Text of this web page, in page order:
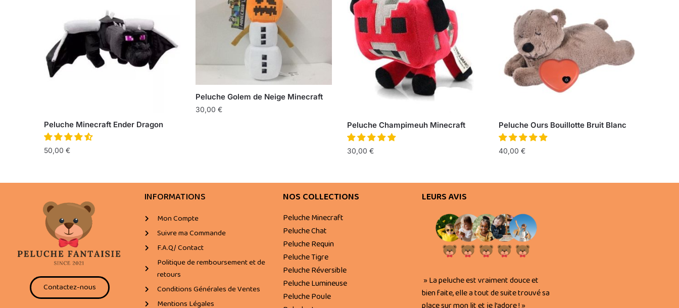
Peluche Minecraft Ender Dragon
50,00€
Peluche Golem de Neige Minecraft
30,00 €
Peluche Champimeuh Minecraft
30,00 €
Peluche Ours Bouillotte Bruit Blanc
40,00 €
Contactez-nous
INFORMATIONS
Mon Compte
Suivre ma Commande
F.A.Q/ Contact
Politique de remboursement et de
retours
Conditions Générales de Ventes
Mentions Légales
NOS COLLECTIONS
Peluche Minecraft
Peluche Chat
Peluche Requin
Peluche Tigre
Peluche Réversible
Peluche Lumineuse
Peluche Poule
LEURS AVIS
» La peluche est vraiment douce et
bien faite, elle a tout de suite trouvé sa